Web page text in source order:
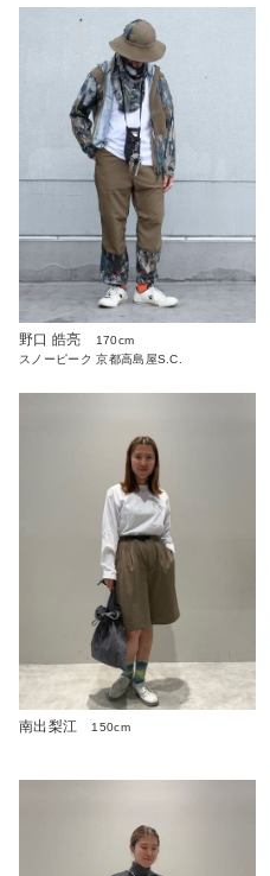
野口 皓亮
170cm
スノーピーク 京都高島屋S.C.
南出梨江 150cm